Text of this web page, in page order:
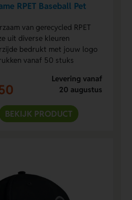
RPET Baseball Pet
van gerecycled RPET
uit diverse kleuren
bedrukt met jouw logo
vanaf 50 stuks
Levering vanaf
20 augustus
BEKIJK PRODUCT